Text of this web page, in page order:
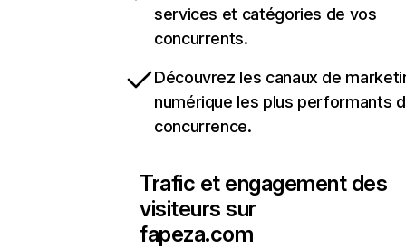
services et catégories de vos
concurrents.
Découvrez les canaux de
numérique les plus performants
concurrence.
Trafic et engagement des
visiteurs sur
fapeza.com